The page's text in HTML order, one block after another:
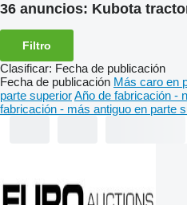
36 anuncios: Kubota
Filtro
Clasificar: Fecha de publicación
Fecha de publicación Más caro en
parte superiorAño de fabricación -
fabricación - más antiguo en parte